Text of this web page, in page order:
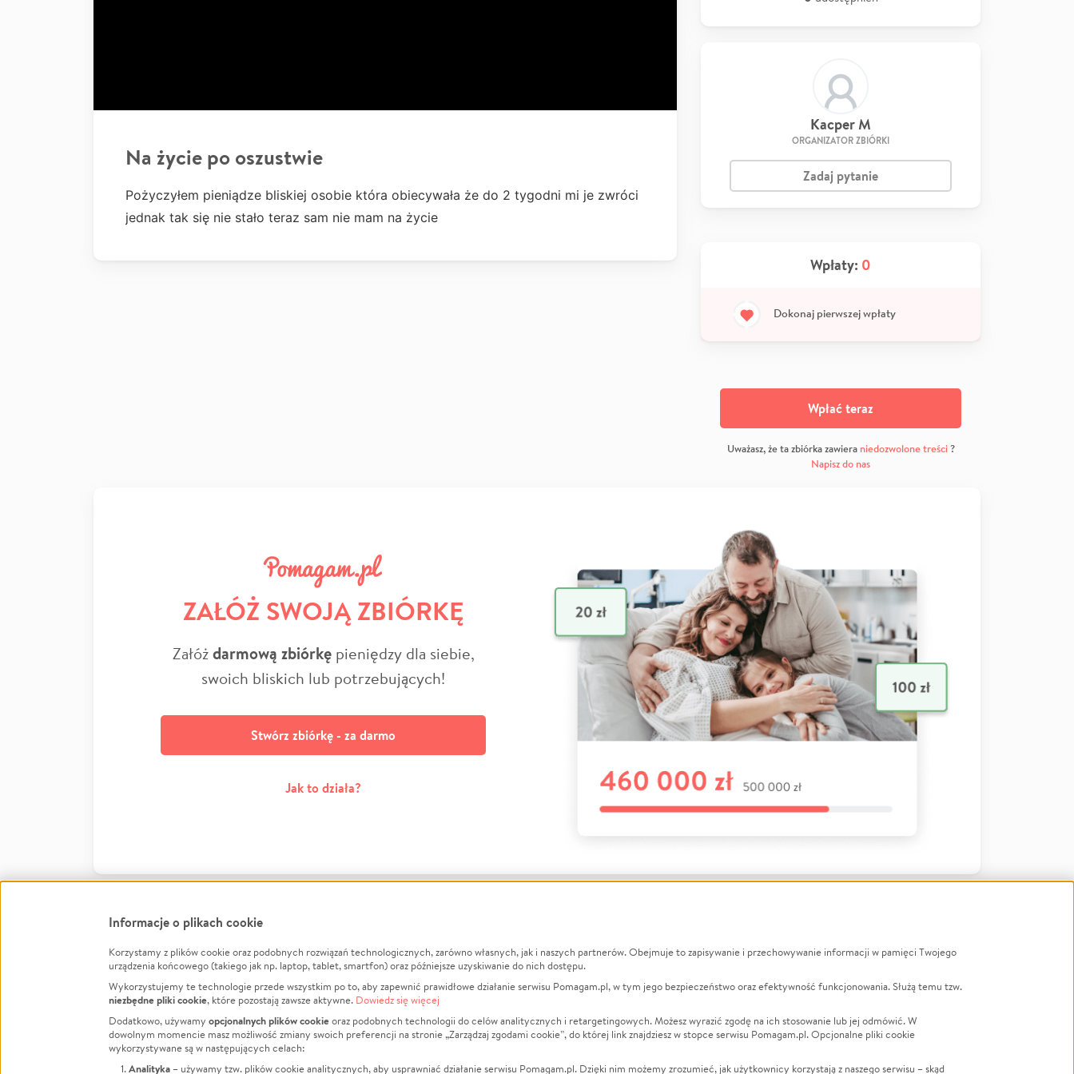
Na życie po oszustwie
Pożyczyłem pieniądze bliskiej osobie która obiecywała że do 2 tygodni mi je zwróci
jednak tak się nie stało teraz sam nie mam na życie
Kacper M
ORGANIZATOR ZBIÓRKI
Zadaj pytanie
Wpłaty: 0
Dokonaj pierwszej wpłaty
Wpłać teraz
Uważasz, że ta zbiórka zawiera niedozwolone treści?
Napisz do nas
ZAŁÓŻ SWOJĄ ZBIÓRKĘ
Załóżdarmową zbiórkępieniędzy dla siebie,
swoich bliskich lub potrzebujących!
Stwórz zbiórkę - za darmo
Jak to działa?
FacebookTwitter Instagram
LinkedInTikTok Youtube
Informacje
Jak to działa?
Regulamin
Polityka Prywatności
O nas
Opinie
Raporty
Za darmo
Zbieraj na
Leczenie
Zwierzęta
Pożar
LGBTQ+
Powódź
Wichura
Informacje o plikach cookie
Korzystamy z plików cookie oraz podobnych rozwiązań technologicznych, zarówno własnych, jak i naszych partnerów. Obejmuje to zapisywanie i przechowywanie informacji w pamięci Twojego
urządzenia końcowego (takiego jak np. laptop, tablet, smartfon) oraz późniejsze uzyskiwanie do nich dostępu.
Wykorzystujemy te technologie przede wszystkim po to, aby zapewnić prawidłowe działanie serwisu Pomagam.pl, w tym jego bezpieczeństwo oraz efektywność funkcjonowania. Służą temu tzw.
niezbędne pliki cookie, które pozostają zawsze aktywne. Dowiedz się więcej
Dodatkowo, używamy opcjonalnych plików cookieoraz podobnych technologii do celów analitycznych i retargetingowych. Możesz wyrazić zgodę na ich stosowanie lub jej odmówić. W
dowolnym momencie masz możliwość zmiany swoich preferencji na stronie „Zarządzaj zgodami cookie”, do której link znajdziesz w stopce serwisu Pomagam.pl. Opcjonalne pliki cookie
wykorzystywane są w następujących celach:
Analityka – używamy tzw. plików cookie analitycznych, aby usprawniać działanie serwisu Pomagam.pl. Dzięki nim możemy zrozumieć, jak użytkownicy korzystają z naszego serwisu – skąd